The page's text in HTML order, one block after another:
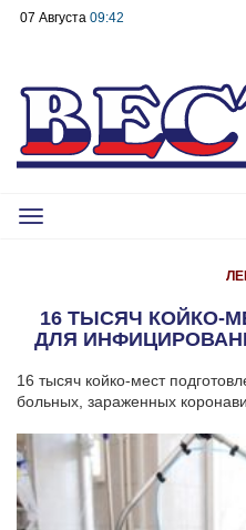
07 Августа 09:42
Toggle
16 ТЫСЯЧ КОЙКО-
ДЛЯ
16 тысяч койко-мест
больных, зараженных